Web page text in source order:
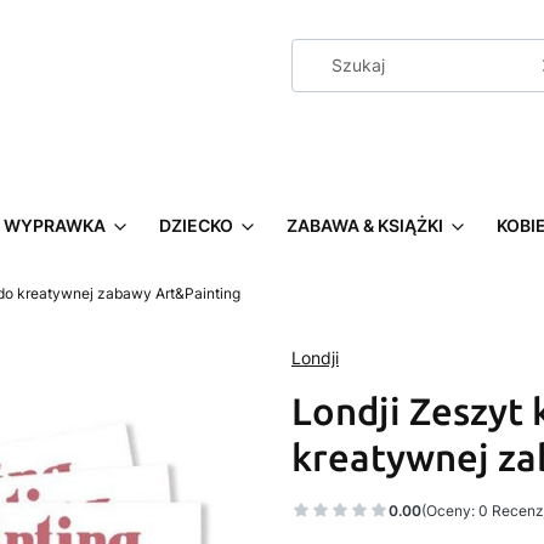
WYPRAWKA DZIECKO ZABAWA & KSIĄŻKI
kreatywnej zabawy Art&Painting
Londji
Londji Zeszyt
kreatywnej
0.00(Oceny: 0